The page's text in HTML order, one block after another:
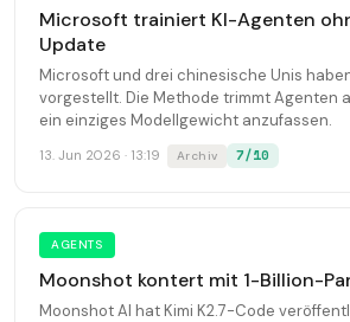
Microsoft trainiert KI-Agenten
Update
Microsoft und drei chinesische Unis
vorgestellt. Die Methode trimmt Agenten
ein einziges Modellgewicht anzufassen.
13. Jun 2026 · 13:19 Archiv 7/10
AGENTS
Moonshot kontert mit 1-Billion-
Moonshot AI hat Kimi K2.7-Code